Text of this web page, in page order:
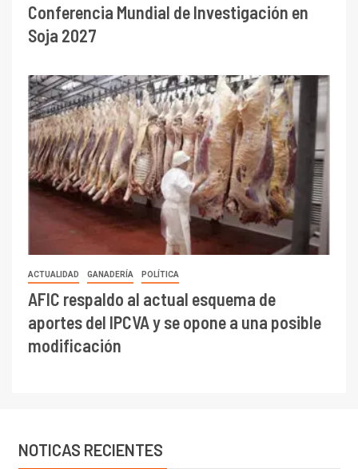
Conferencia Mundial de Investigación en
Soja 2027
ACTUALIDAD GANADERÍA POLÍTICA
AFIC respaldo al actual esquema de
aportes del IPCVA y se opone a una posible
modificación
NOTICAS RECIENTES